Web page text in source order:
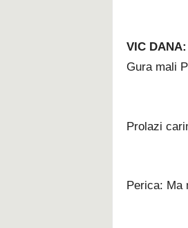
VIC
Gura mali
Prolazi
Perica: Ma